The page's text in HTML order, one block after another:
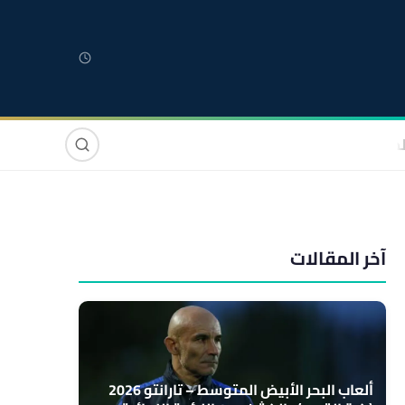
صوت وصورة
آخر المقالات
ألعاب البحر الأبيض المتوسط – تارانتو 2026